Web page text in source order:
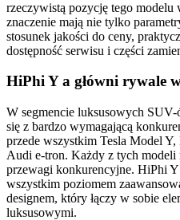
rzeczywistą pozycję tego modelu
znaczenie mają nie tylko
stosunek jakości do ceny,
dostępność serwisu i części
HiPhi Y a główni rywale
W segmencie luksusowych
się z bardzo wymagającą
przede wszystkim Tesla Model
Audi e-tron. Każdy z tych modeli
przewagi konkurencyjne. HiPhi
wszystkim poziomem
designem, który łączy w sobie
luksusowymi.